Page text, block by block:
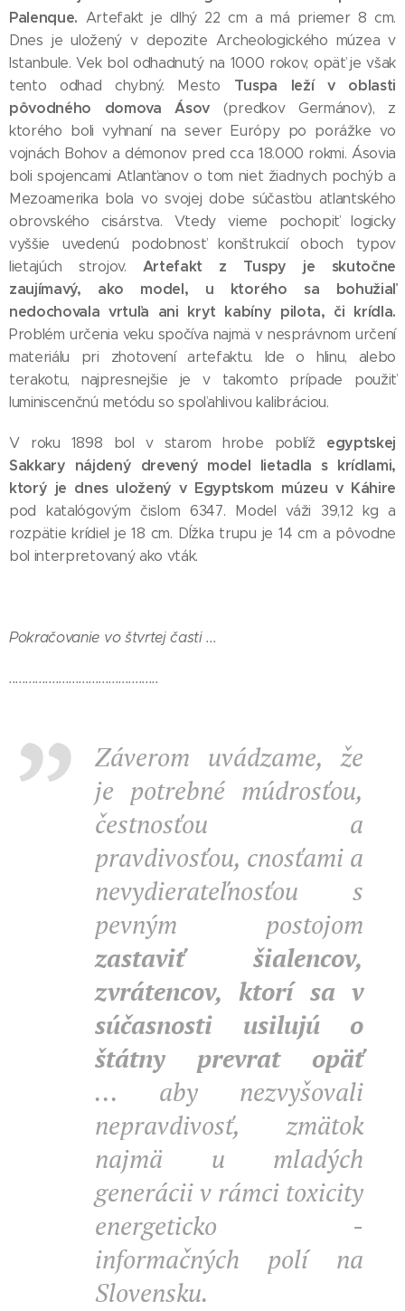
Palenque. Artefakt je dlhý 22 cm a má priemer 8 cm.
Dnes je uložený v depozite Archeologického múzea v
Istanbule. Vek bol odhadnutý na 1000 rokov, opäť je však
tento odhad chybný. Mesto Tuspa leží v oblasti
pôvodného domova Ásov (predkov Germánov), z
ktorého boli vyhnaní na sever Európy po porážke vo
vojnách Bohov a démonov pred cca 18.000 rokmi. Ásovia
boli spojencami Atlanťanov o tom niet žiadnych pochýb a
Mezoamerika bola vo svojej dobe súčasťou atlantského
obrovského cisárstva. Vtedy vieme pochopiť logicky
vyššie uvedenú podobnosť konštrukcií oboch typov
lietajúch strojov. Artefakt z Tuspy je skutočne
zaujímavý, ako model, u ktorého sa bohužiaľ
nedochovala vrtuľa ani kryt kabíny pilota, či krídla.
Problém určenia veku spočíva najmä v nesprávnom určení
materiálu pri zhotovení artefaktu. Ide o hlinu, alebo
terakotu, najpresnejšie je v takomto prípade použiť
luminiscenčnú metódu so spoľahlivou kalibráciou.
V roku 1898 bol v starom hrobe poblíž egyptskej
Sakkary nájdený drevený model lietadla s krídlami,
ktorý je dnes uložený v Egyptskom múzeu v Káhire
pod katalógovým čislom 6347. Model váži 39,12 kg a
rozpätie krídiel je 18 cm. Dĺžka trupu je 14 cm a pôvodne
bol interpretovaný ako vták.
Pokračovanie vo štvrtej časti ...
.............................................
Záverom uvádzame, že
je potrebné múdrosťou,
čestnosťou a
pravdivosťou, cnosťami a
nevydierateľnosťou s
pevným postojom
zastaviť šialencov,
zvrátencov, ktorí sa v
súčasnosti usilujú o
štátny prevrat opäť
... aby nezvyšovali
nepravdivosť, zmätok
najmä u mladých
generácii v rámci toxicity
energeticko -
informačných polí na
Slovensku.